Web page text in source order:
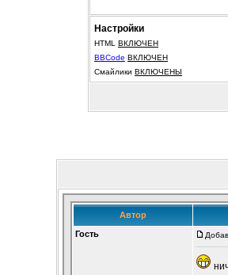
Настройки
HTML ВКЛЮЧЕН
BBCode ВКЛЮЧЕН
Смайлики ВКЛЮЧЕНЫ